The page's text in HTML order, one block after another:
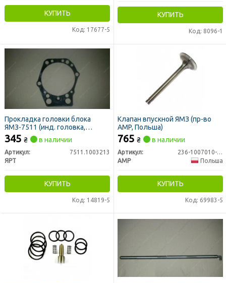
КУПИТЬ
Код: 17677-5
КУПИТЬ
Код: 8096-1
Прокладка головки блока
ЯМЗ-7511 (инд. головка,
уплотнительная) (пр-во ЯРТИ)
345 ₴ в наличии
Артикул:
7511.1003213
ЯРТ
КУПИТЬ
Код: 14819-5
Клапан впускной ЯМЗ (пр-во
AMP, Польша)
765 ₴ в наличии
Артикул:
236-1007010-В2
AMP
Польша
КУПИТЬ
Код: 69983-5